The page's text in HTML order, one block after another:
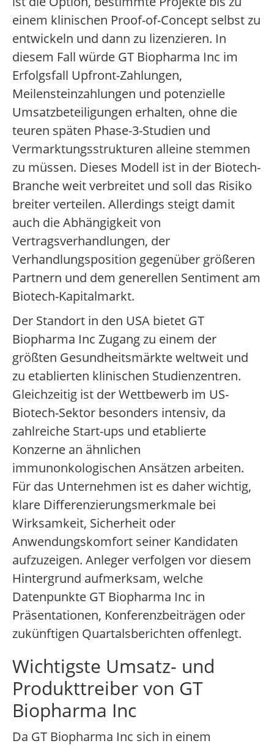
einem klinischen Proof-of-Concept selbst zu
entwickeln und dann zu lizenzieren. In
diesem Fall würde GT Biopharma Inc im
Erfolgsfall Upfront-Zahlungen,
Meilensteinzahlungen und potenzielle
Umsatzbeteiligungen erhalten, ohne die
teuren späten Phase-3-Studien und
Vermarktungsstrukturen alleine stemmen
zu müssen. Dieses Modell ist in der Biotech-
Branche weit verbreitet und soll das Risiko
breiter verteilen. Allerdings steigt damit
auch die Abhängigkeit von
Vertragsverhandlungen, der
Verhandlungsposition gegenüber größeren
Partnern und dem generellen Sentiment am
Biotech-Kapitalmarkt.
Der Standort in den USA bietet GT
Biopharma Inc Zugang zu einem der
größten Gesundheitsmärkte weltweit und
zu etablierten klinischen Studienzentren.
Gleichzeitig ist der Wettbewerb im US-
Biotech-Sektor besonders intensiv, da
zahlreiche Start-ups und etablierte
Konzerne an ähnlichen
immunonkologischen Ansätzen arbeiten.
Für das Unternehmen ist es daher wichtig,
klare Differenzierungsmerkmale bei
Wirksamkeit, Sicherheit oder
Anwendungskomfort seiner Kandidaten
aufzuzeigen. Anleger verfolgen vor diesem
Hintergrund aufmerksam, welche
Datenpunkte GT Biopharma Inc in
Präsentationen, Konferenzbeiträgen oder
zukünftigen Quartalsberichten offenlegt.
Wichtigste Umsatz- und
Produkttreiber von GT
Biopharma Inc
Da GT Biopharma Inc sich in einem